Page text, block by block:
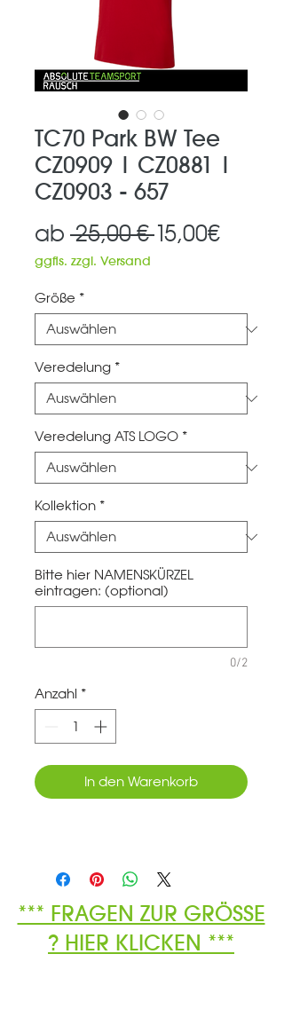
TC70 Park BW Tee
CZ0909 | CZ0881 |
CZ0903 - 657
ab 25,00 € 15,00€Sale-
ggfls. zzgl. Versand
Größe *
Veredelung *
Veredelung ATS LOGO *
Kollektion *
Bitte hier NAMENSKÜRZEL
eintragen: (optional)
0/2
Anzahl *
In den Warenkorb
*** FRAGEN ZUR GRÖSSE
? HIER KLICKEN ***